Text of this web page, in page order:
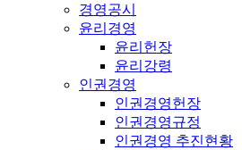
경영공시
윤리경영
윤리헌장
윤리강령
인권경영
인권경영헌장
인권경영규정
인권경영 추진현황